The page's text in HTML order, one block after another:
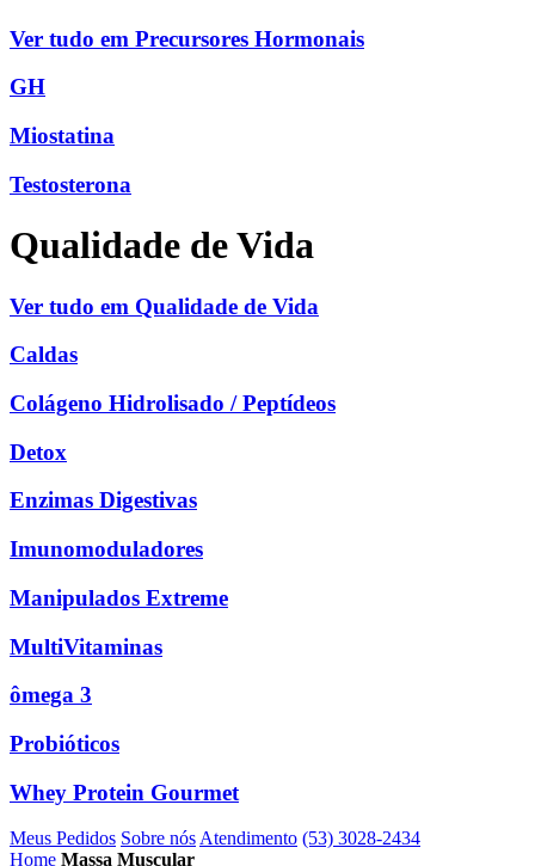
Ver tudo em Precursores Hormonais
GH
Miostatina
Testosterona
Qualidade de Vida
Ver tudo em Qualidade de Vida
Caldas
Colágeno Hidrolisado / Peptídeos
Detox
Enzimas Digestivas
Imunomoduladores
Manipulados Extreme
MultiVitaminas
ômega 3
Probióticos
Whey Protein Gourmet
Meus Pedidos Sobre nósAtendimento (53) 3028-2434
Home Massa Muscular